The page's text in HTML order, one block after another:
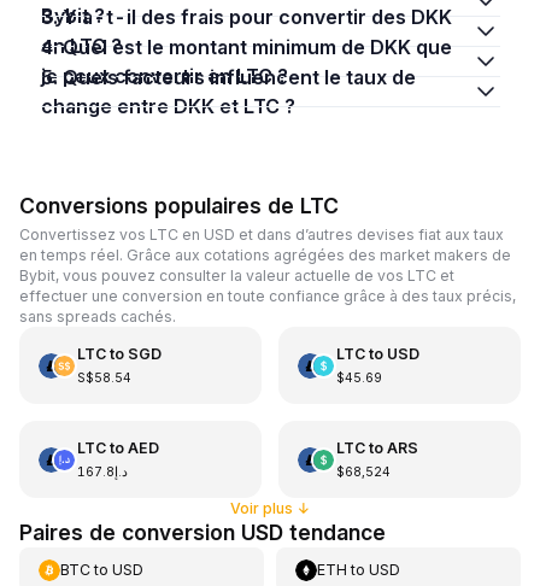
Bybit ?
3. Y a-t-il des frais pour convertir des DKK
en LTC ?
4. Quel est le montant minimum de DKK que
je peux convertir en LTC ?
5. Quels facteurs influencent le taux de
change entre DKK et LTC ?
Conversions populaires de LTC
Convertissez vos LTC en USD et dans d’autres devises fiat aux taux
en temps réel. Grâce aux cotations agrégées des market makers de
Bybit, vous pouvez consulter la valeur actuelle de vos LTC et
effectuer une conversion en toute confiance grâce à des taux précis,
sans spreads cachés.
LTCto SGD
S$58.54
LTCto USD
$45.69
LTCto AED
د.إ167.8
LTCto ARS
$68,524
Voir plus ↓
Paires de conversion USD tendance
BTCto USD ETH toUSD